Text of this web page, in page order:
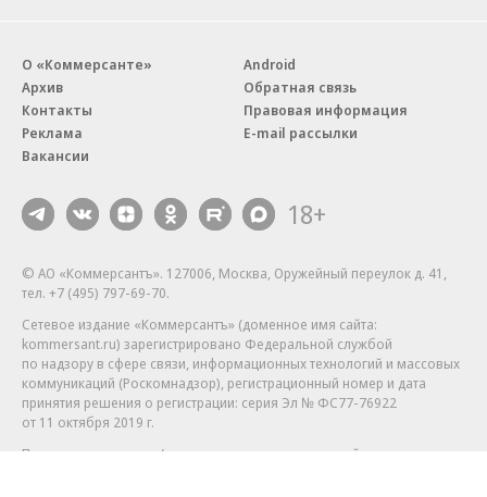
О «Коммерсанте»
Архив
Контакты
Реклама
Вакансии
Android
Обратная связь
Правовая информация
E-mail рассылки
18+
© АО «Коммерсантъ». 127006, Москва, Оружейный переулок д. 41,
тел. +7 (495) 797-69-70.
Сетевое издание «Коммерсантъ» (доменное имя сайта:
kommersant.ru) зарегистрировано Федеральной службой
по надзору в сфере связи, информационных технологий и массовых
коммуникаций (Роскомнадзор), регистрационный номер и дата
принятия решения о регистрации: серия Эл № ФС77-76922
от 11 октября 2019 г.
Партнерские проекты/материалы, новости компаний, материалы